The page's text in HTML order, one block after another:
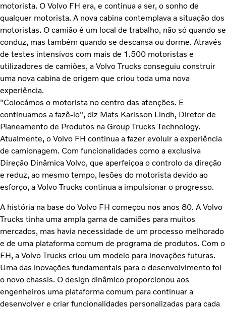
motorista. O Volvo FH era, e continua a ser, o sonho de
qualquer motorista. A nova cabina contemplava a situação dos
motoristas. O camião é um local de trabalho, não só quando se
conduz, mas também quando se descansa ou dorme. Através
de testes intensivos com mais de 1.500 motoristas e
utilizadores de camiões, a Volvo Trucks conseguiu construir
uma nova cabina de origem que criou toda uma nova
experiência.
"Colocámos o motorista no centro das atenções. E
continuamos a fazê-lo", diz Mats Karlsson Lindh, Diretor de
Planeamento de Produtos na Group Trucks Technology.
Atualmente, o Volvo FH continua a fazer evoluir a experiência
de camionagem. Com funcionalidades como a exclusiva
Direção Dinâmica Volvo, que aperfeiçoa o controlo da direção
e reduz, ao mesmo tempo, lesões do motorista devido ao
esforço, a Volvo Trucks continua a impulsionar o progresso.
A história na base do Volvo FH começou nos anos 80. A Volvo
Trucks tinha uma ampla gama de camiões para muitos
mercados, mas havia necessidade de um processo melhorado
e de uma plataforma comum de programa de produtos. Com o
FH, a Volvo Trucks criou um modelo para inovações futuras.
Uma das inovações fundamentais para o desenvolvimento foi
o novo chassis. O design dinâmico proporcionou aos
engenheiros uma plataforma comum para continuar a
desenvolver e criar funcionalidades personalizadas para cada